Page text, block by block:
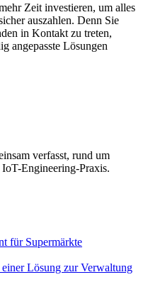
Zeit investieren, um alles
auszahlen. Denn Sie
in Kontakt zu treten,
angepasste Lösungen
verfasst, rund um
Engineering-Praxis.
für Supermärkte
Lösung zur Verwaltung